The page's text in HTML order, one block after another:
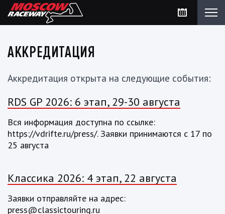
АККРЕДИТАЦИЯ
Аккредитация открыта на следующие события:
RDS GP 2026: 6 этап, 29-30 августа
Вся информация доступна по ссылке:
https://vdrifte.ru/press/. Заявки принимаются с 17 по
25 августа
Классика 2026: 4 этап, 22 августа
Заявки отправляйте на адрес:
press@classictouring.ru